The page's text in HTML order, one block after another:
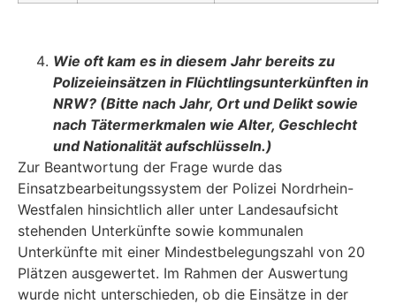
Wie oft kam es in diesem Jahr bereits zu
Polizeieinsätzen in Flüchtlingsunterkünf­ten in
NRW? (Bitte nach Jahr, Ort und Delikt sowie
nach Tätermerkmalen wie Alter, Geschlecht
und Nationalität aufschlüsseln.)
Zur Beantwortung der Frage wurde das
Einsatzbearbeitungssystem der Polizei Nordrhein-
Westfalen hinsichtlich aller unter Landesaufsicht
stehenden Unterkünfte sowie kommunalen
Unterkünfte mit einer Mindestbelegungszahl von 20
Plätzen ausgewertet. Im Rahmen der Aus­wertung
wurde nicht unterschieden, ob die Einsätze in der